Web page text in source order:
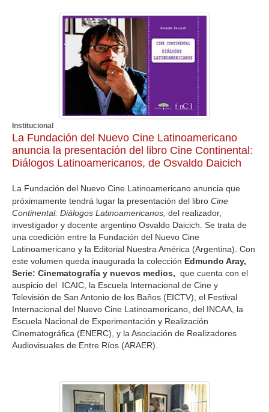
Institucional
La Fundación del Nuevo Cine Latinoamericano
anuncia la presentación del libro Cine Continental:
Diálogos Latinoamericanos, de Osvaldo Daicich
La Fundación del Nuevo Cine Latinoamericano anuncia que
próximamente tendrá lugar la presentación del libro Cine
Continental: Diálogos Latinoamericanos, del realizador,
investigador y docente argentino Osvaldo Daicich. Se trata de
una coedición entre la Fundación del Nuevo Cine
Latinoamericano y la Editorial Nuestra América (Argentina). Con
este volumen queda inaugurada la colección Edmundo Aray,
Serie: Cinematografía y nuevos medios, que cuenta con el
auspicio del ICAIC, la Escuela Internacional de Cine y
Televisión de San Antonio de los Baños (EICTV), el Festival
Internacional del Nuevo Cine Latinoamericano, del INCAA, la
Escuela Nacional de Experimentación y Realización
Cinematográfica (ENERC), y la Asociación de Realizadores
Audiovisuales de Entre Ríos (ARAER).